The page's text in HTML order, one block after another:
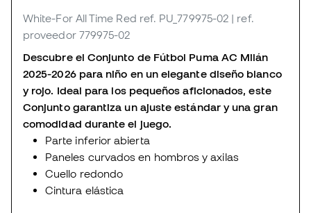
White-For All Time Red ref. PU_779975-02 | ref.
proveedor 779975-02
Descubre el Conjunto de Fútbol Puma AC Milán
2025-2026 para niño en un elegante diseño blanco
y rojo. Ideal para los pequeños aficionados, este
Conjunto garantiza un ajuste estándar y una gran
comodidad durante el juego.
Parte inferior abierta
Paneles curvados en hombros y axilas
Cuello redondo
Cintura elástica